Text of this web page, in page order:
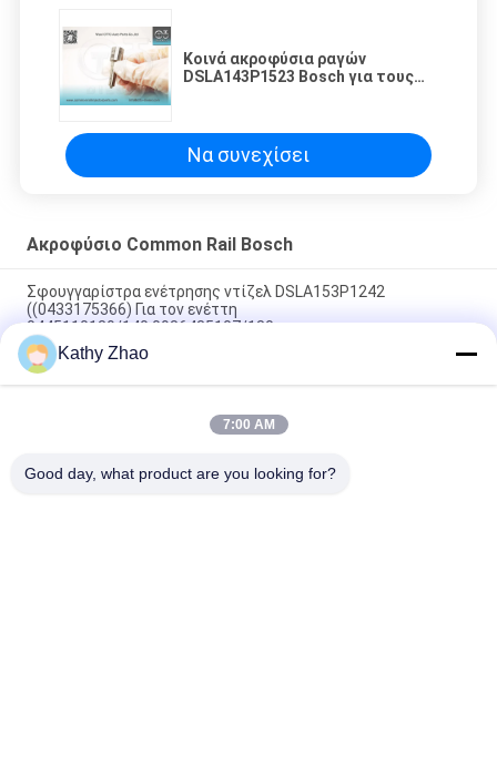
Κοινά ακροφύσια ραγών
DSLA143P1523 Bosch για τους
Να συνεχίσει
Ακροφύσιο Common Rail Bosch
Σφουγγαρίστρα ενέτρησης ντίζελ DSLA153P1242
((0433175366) Για τον ενέττη
0445110139/140,0986435107/180
DLLA141P2146 Σφουγγαρίστρα ενέτρησης Common Rail για
ενέττες 0445120134
DSLA150P1438 Common Rail Nozzle 0433175425 Για μέρη
Kathy Zhao
7:00 AM
Good day, what product are you looking for?